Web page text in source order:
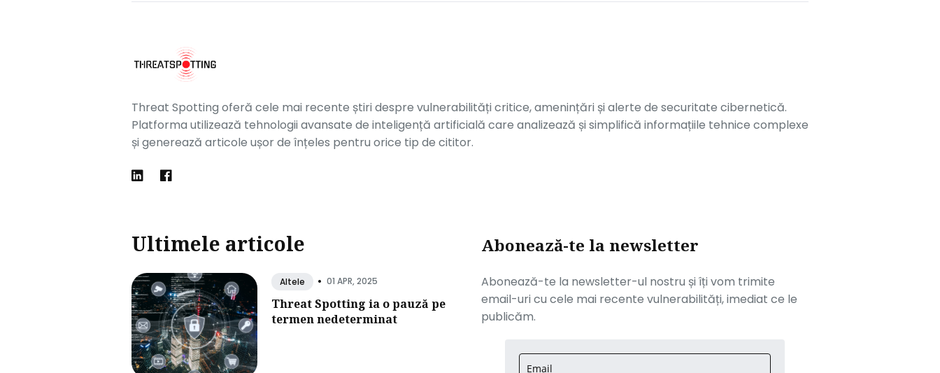
Threat Spotting oferă cele mai recente știri despre vulnerabilități critice, amenințări și alerte de securitate cibernetică.
Platforma utilizează tehnologii avansate de inteligență artificială care analizează și simplifică informațiile tehnice complexe
și generează articole ușor de înțeles pentru orice tip de cititor.
Ultimele articole
Altele • 01 APR, 2025
Threat Spotting ia o pauză pe
termen nedeterminat
Abonează-te la newsletter
Abonează-te la newsletter-ul nostru și îți vom trimite
email-uri cu cele mai recente vulnerabilități, imediat ce le
publicăm.